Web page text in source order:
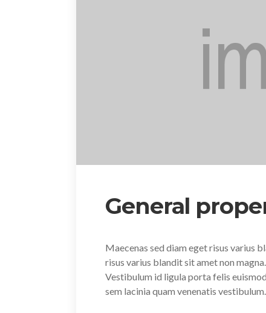
General
Maecenas sed diam eget risus varius
risus varius blandit sit amet non
Vestibulum id ligula porta felis
sem lacinia quam venenatis